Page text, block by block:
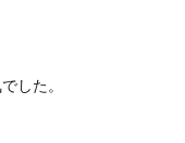
した。